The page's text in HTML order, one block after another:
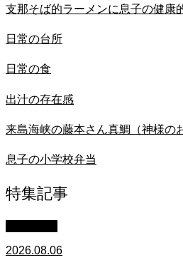
支那そば的ラーメンに息子の健康
日常の台所
日常の食
出汁の存在感
来島海峡の藤本さん真鯛（神様の
息子の小学校弁当
特集記事
2026.08.06